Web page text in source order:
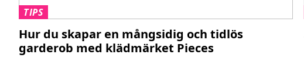
TIPS
Hur du skapar en mångsidig och tidlös
garderob med klädmärket Pieces